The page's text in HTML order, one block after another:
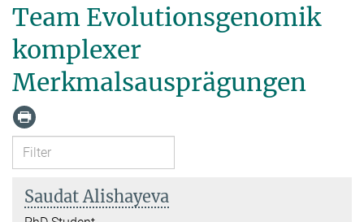
Team Evolutionsgenomik
komplexer
Merkmalsausprägungen
Saudat Alishayeva